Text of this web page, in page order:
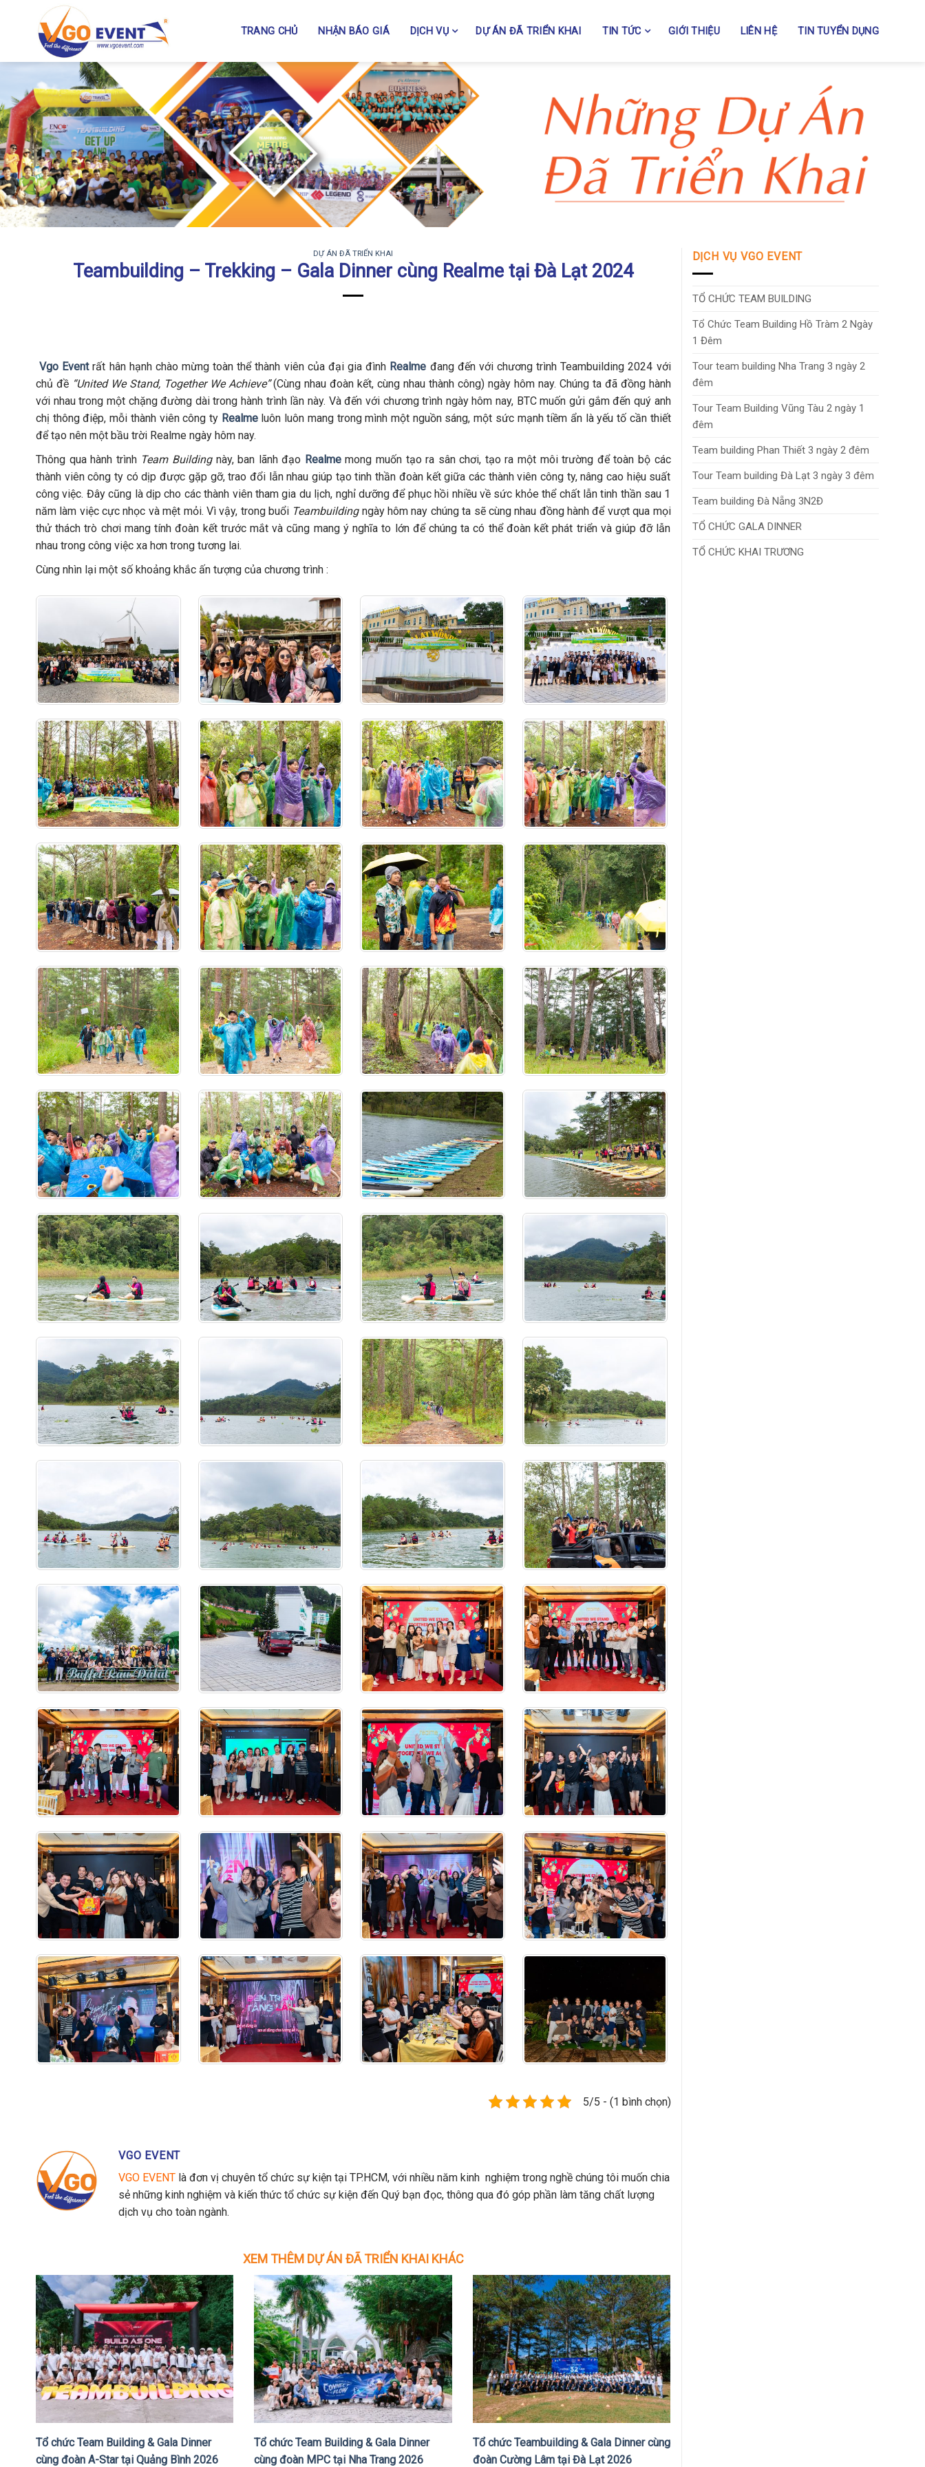
TRANG CHỦ NHẬN BÁO GIÁ DỊCH VỤ DỰ ÁN ĐÃ TRIỂN KHAI TIN TỨC GIỚI THIỆU LIÊN HỆ TIN TUYỂN DỤNG
DỰ ÁN ĐÃ TRIỂN KHAI
Teambuilding – Trekking – Gala Dinner cùng Realme tại Đà Lạt 2024
Vgo Eventrất hân hạnh chào mừng toàn thể thành viên của đại gia đình Realme đang đến với chương trình Teambuilding 2024 với
chủ đề “United We Stand, Together We Achieve”(Cùng nhau đoàn kết, cùng nhau thành công) ngày hôm nay. Chúng ta đã đồng hành
với nhau trong một chặng đường dài trong hành trình lần này. Và đến với chương trình ngày hôm nay, BTC muốn gửi gắm đến quý anh
chị thông điệp, mỗi thành viên công ty Realmeluôn luôn mang trong mình một nguồn sáng, một sức mạnh tiềm ẩn là yếu tố cần thiết
để tạo nên một bầu trời Realme ngày hôm nay.
Thông qua hành trình Team Buildingnày, ban lãnh đạo Realmemong muốn tạo ra sân chơi, tạo ra một môi trường để toàn bộ các
thành viên công ty có dịp được gặp gỡ, trao đổi lẫn nhau giúp tạo tinh thần đoàn kết giữa các thành viên công ty, nâng cao hiệu suất
công việc. Đây cũng là dịp cho các thành viên tham gia du lịch, nghỉ dưỡng để phục hồi nhiều về sức khỏe thể chất lẫn tinh thần sau 1
năm làm việc cực nhọc và mệt mỏi. Vì vậy, trong buổi Teambuildingngày hôm nay chúng ta sẽ cùng nhau đồng hành để vượt qua mọi
thử thách trò chơi mang tính đoàn kết trước mắt và cũng mang ý nghĩa to lớn để chúng ta có thể đoàn kết phát triển và giúp đỡ lẫn
nhau trong công việc xa hơn trong tương lai.
Cùng nhìn lại một số khoảng khắc ấn tượng của chương trình :
5/5 - (1 bình chọn)
VGO EVENT
VGO EVENT là đơn vị chuyên tổ chức sự kiện tại TP.HCM, với nhiều năm kinh nghiệm trong nghề chúng tôi muốn chia
sẻ những kinh nghiệm và kiến thức tổ chức sự kiện đến Quý bạn đọc, thông qua đó góp phần làm tăng chất lượng
dịch vụ cho toàn ngành.
XEM THÊM DỰ ÁN ĐÃ TRIỂN KHAI KHÁC
Tổ chức Team Building & Gala Dinner
cùng đoàn A-Star tại Quảng Bình 2026
Tổ chức Team Building & Gala Dinner
cùng đoàn MPC tại Nha Trang 2026
Tổ chức Teambuilding & Gala Dinner cùng
đoàn Cường Lâm tại Đà Lạt 2026
DỊCH VỤ VGO EVENT
TỔ CHỨC TEAM BUILDING
Tổ Chức Team Building Hồ Tràm 2 Ngày
1 Đêm
Tour team building Nha Trang 3 ngày 2
đêm
Tour Team Building Vũng Tàu 2 ngày 1
đêm
Team building Phan Thiết 3 ngày 2 đêm
Tour Team building Đà Lạt 3 ngày 3 đêm
Team building Đà Nẵng 3N2Đ
TỔ CHỨC GALA DINNER
TỔ CHỨC KHAI TRƯƠNG